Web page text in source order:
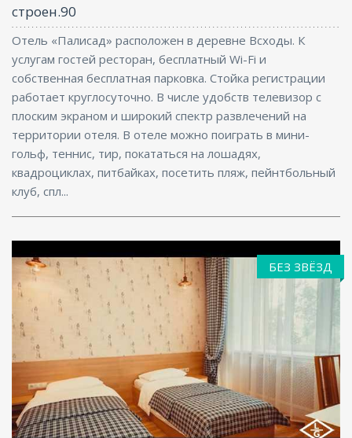
строен.90
Отель «Палисад» расположен в деревне Всходы. К
услугам гостей ресторан, бесплатный Wi-Fi и
собственная бесплатная парковка. Стойка регистрации
работает круглосуточно. В числе удобств телевизор с
плоским экраном и широкий спектр развлечений на
территории отеля. В отеле можно поиграть в мини-
гольф, теннис, тир, покататься на лошадях,
квадроциклах, питбайках, посетить пляж, пейнтбольный
клуб, спл...
Парковка, Интернет
БЕЗ ЗВЁЗД